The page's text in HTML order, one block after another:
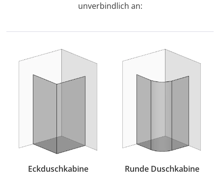
unverbindlich an:
Eckduschkabine Runde Duschkabine